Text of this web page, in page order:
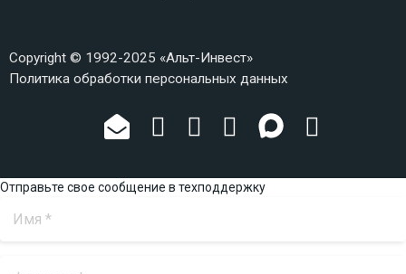
Copyright © 1992-2025 «Альт-Инвест»
Политика обработки персональных данных
Отправьте свое сообщение в техподдержку